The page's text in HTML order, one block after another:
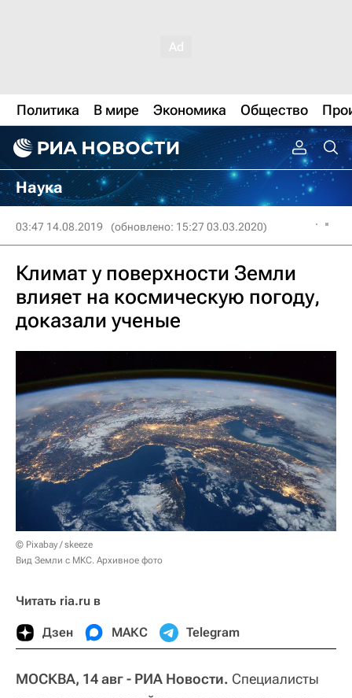
Политика В мире Экономика Общество
Наука
03:47 14.08.2019 (обновлено: 15:27 03.03.2020)
Климат у поверхности Земли
влияет на космическую погоду,
доказали ученые
© Pixabay / skeeze
Вид Земли с МКС. Архивное фото
Читать ria.ru в
Дзен МАКС Telegram
МОСКВА, 14 авг - РИА Новости. Специалисты